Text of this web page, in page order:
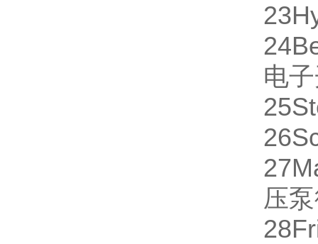
23
24
电
25
26
27
压泵
28